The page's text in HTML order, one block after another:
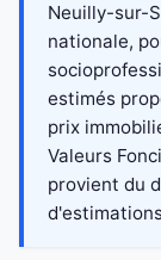
Neuilly-sur-
nationale,
estimés
prix
Valeurs
provient du